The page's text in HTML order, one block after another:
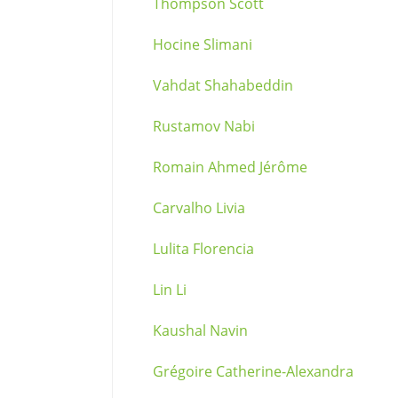
Hocine Slimani
Vahdat Shahabeddin
Rustamov Nabi
Romain Ahmed Jérôme
Carvalho Livia
Lulita Florencia
Lin Li
Kaushal Navin
Grégoire Catherine-Alexandra